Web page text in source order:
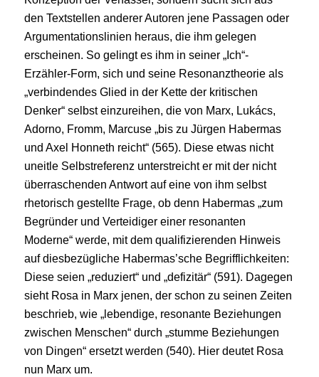
den Textstellen anderer Autoren jene Passagen oder
Argumentationslinien heraus, die ihm gelegen
erscheinen. So gelingt es ihm in seiner „Ich“-
Erzähler-Form, sich und seine Resonanztheorie als
„verbindendes Glied in der Kette der kritischen
Denker“ selbst einzureihen, die von Marx, Lukács,
Adorno, Fromm, Marcuse „bis zu Jürgen Habermas
und Axel Honneth reicht“ (565). Diese etwas nicht
uneitle Selbstreferenz unterstreicht er mit der nicht
überraschenden Antwort auf eine von ihm selbst
rhetorisch gestellte Frage, ob denn Habermas „zum
Begründer und Verteidiger einer resonanten
Moderne“ werde, mit dem qualifizierenden Hinweis
auf diesbezügliche Habermas’sche Begrifflichkeiten:
Diese seien „reduziert“ und „defizitär“ (591). Dagegen
sieht Rosa in Marx jenen, der schon zu seinen Zeiten
beschrieb, wie „lebendige, resonante Beziehungen
zwischen Menschen“ durch „stumme Beziehungen
von Dingen“ ersetzt werden (540). Hier deutet Rosa
nun Marx um.